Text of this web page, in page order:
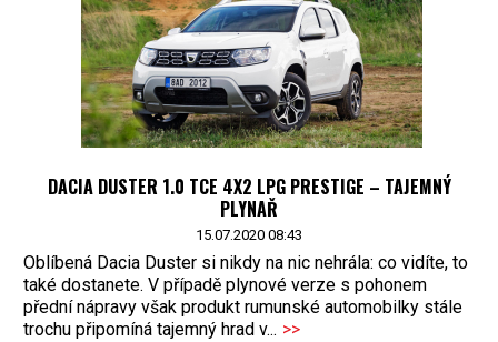
DACIA DUSTER 1.0 TCE 4X2 LPG PRESTIGE – TAJEMNÝ
PLYNAŘ
15.07.2020 08:43
Oblíbená Dacia Duster si nikdy na nic nehrála: co vidíte, to
také dostanete. V případě plynové verze s pohonem
přední nápravy však produkt rumunské automobilky stále
trochu připomíná tajemný hrad v... >>